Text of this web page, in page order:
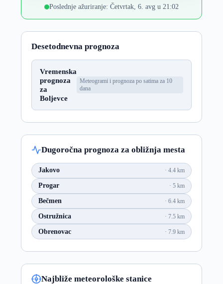
Poslednje ažuriranje: Četvrtak, 6. avg u 21:02
Desetodnevna prognoza
Vremenska
prognoza
za
Boljevce
Meteogrami i prognoza po satima za 10
dana
Dugoročna prognoza za obližnja mesta
Jakovo 4.4 km
Progar 5 km
Bečmen 6.4 km
Ostružnica 7.5 km
Obrenovac 7.9 km
Najbliže meteorološke stanice